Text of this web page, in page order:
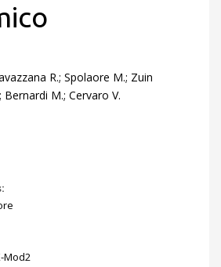
R.; Spolaore M.; Zuin
Bernardi M.; Cervaro V.
Mod2